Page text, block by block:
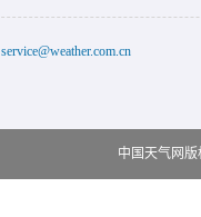
service@weather.com.cn
中国天气网